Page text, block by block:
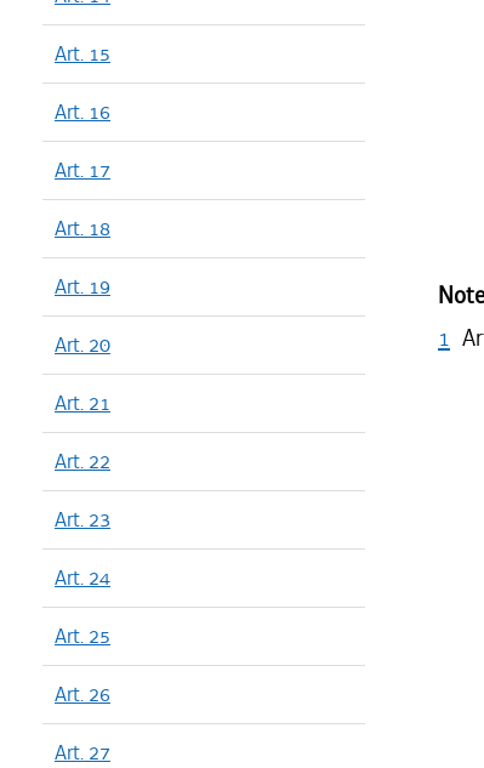
Art. 15
Art. 16
Art. 17
Art. 18
Art. 19
Art. 20
Art. 21
Art. 22
Art. 23
Art. 24
Art. 25
Art. 26
Art. 27
1